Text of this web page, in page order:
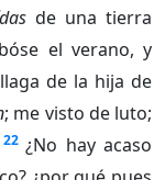
de una tierra
el verano, y
de la hija de
; me visto de luto;
22 ¿No hay acaso